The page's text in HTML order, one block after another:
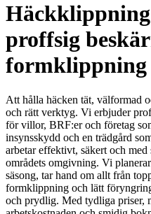
proffsig
formklippning
Att hålla häcken tät, välformad
och rätt verktyg. Vi erbjuder
för villor, BRF:er och företag
insynsskydd och en trädgård
arbetar effektivt, säkert och
områdets omgivning. Vi
säsong, tar hand om allt från
formklippning och lätt
och prydlig. Med tydliga priser,